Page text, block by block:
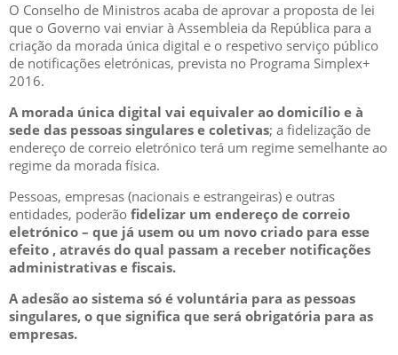
O Conselho de Ministros acaba de aprovar a proposta de lei
que o Governo vai enviar à Assembleia da República para a
criação da morada única digital e o respetivo serviço público
de notificações eletrónicas, prevista no Programa Simplex+
2016.
A morada única digital vai equivaler ao domicílio e à
sede das pessoas singulares e coletivas; a fidelização de
endereço de correio eletrónico terá um regime semelhante ao
regime da morada física.
Pessoas, empresas (nacionais e estrangeiras) e outras
entidades, poderão fidelizar um endereço de correio
eletrónico – que já usem ou um novo criado para esse
efeito , através do qual passam a receber notificações
administrativas e fiscais.
A adesão ao sistema só é voluntária para as pessoas
singulares, o que significa que será obrigatória para as
empresas.